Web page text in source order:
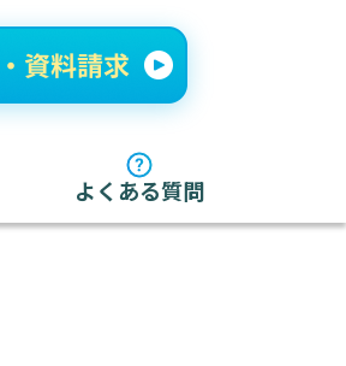
よくある質問